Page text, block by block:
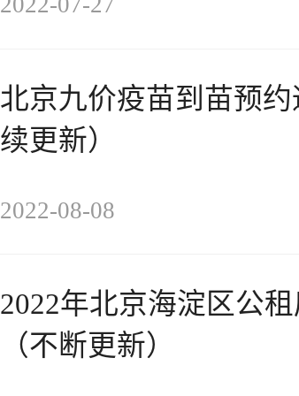
北京九价疫苗到苗预
续更新）
2022-08-08
2022年北京海淀区公
（不断更新）